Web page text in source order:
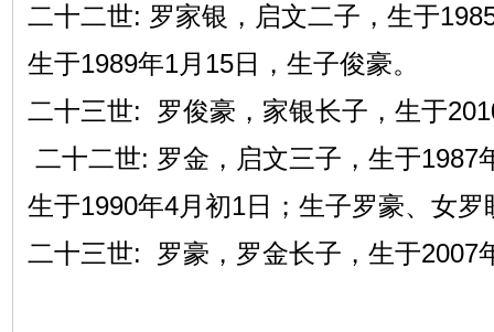
二十二世: 罗家银，启文二子，生于
生于1989年1月15日，生子俊豪。
二十三世: 罗俊豪，家银长子，生于
二十二世: 罗金，启文三子，生于1987
生于1990年4月初1日；生子罗豪、女罗
二十三世: 罗豪，罗金长子，生于2007